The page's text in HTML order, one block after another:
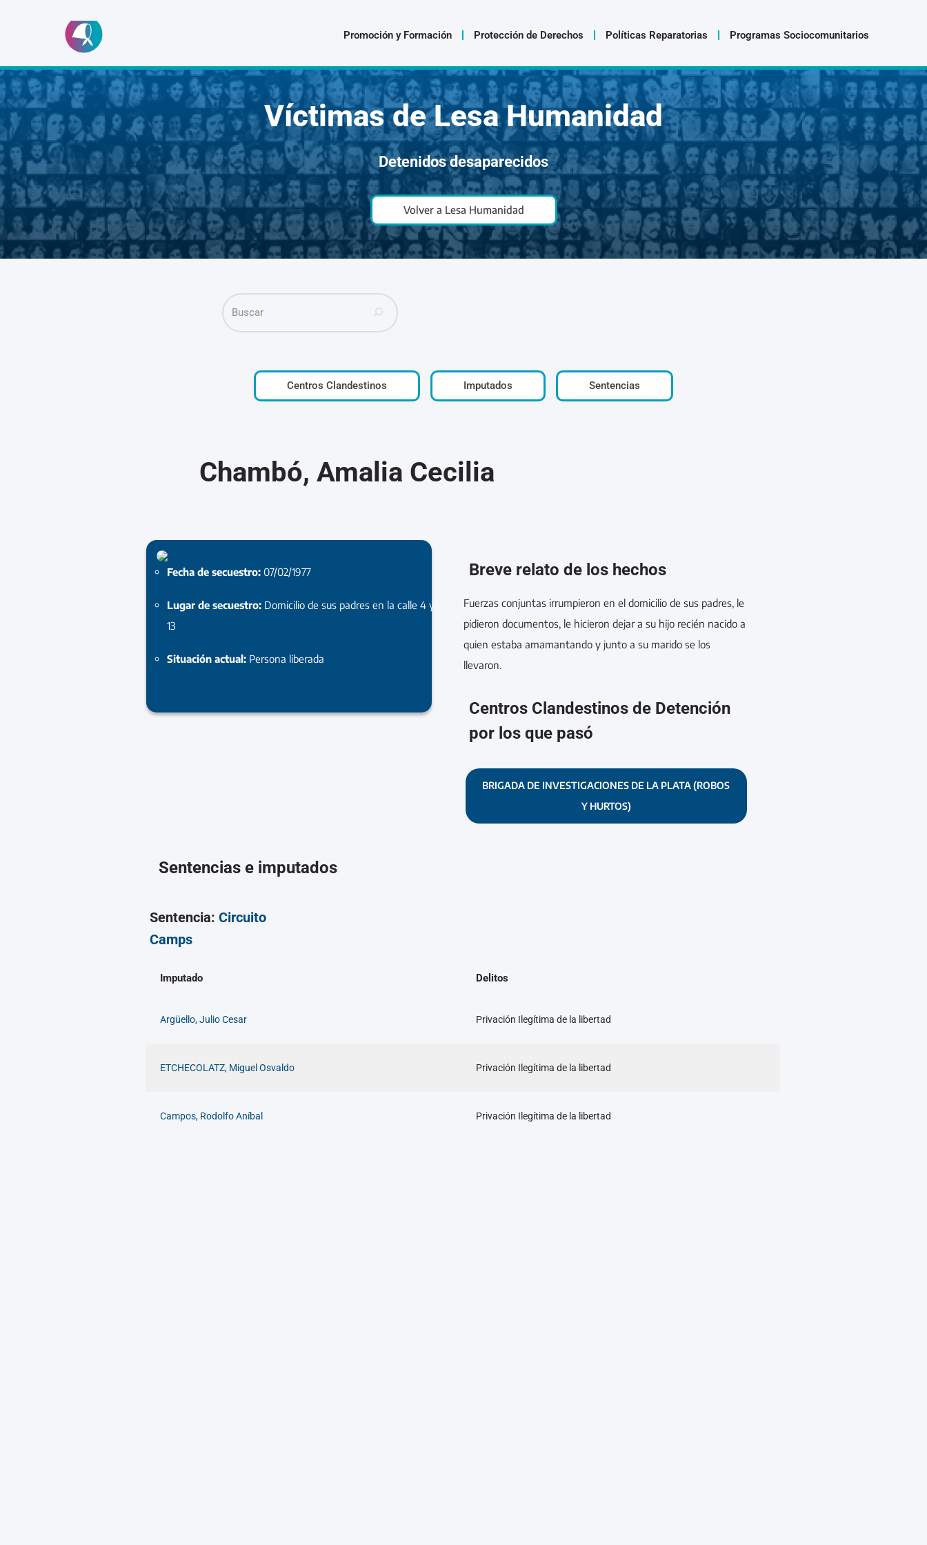
al
contenido
Promoción y Formación Protección de Derechos Políticas Reparatorias Programas Sociocomunitarios
Víctimas de Lesa Humanidad
Detenidos desaparecidos
Volver a Lesa Humanidad
Centros Clandestinos Imputados Sentencias
Chambó, Amalia Cecilia
Fecha de secuestro:07/02/1977
Lugar de secuestro: Domicilio de sus padres en la calle 4 y
13
Situación actual: Persona liberada
Breve relato de los hechos
Fuerzas conjuntas irrumpieron en el domicilio de sus padres, le
pidieron documentos, le hicieron dejar a su hijo recién nacido a
quien estaba amamantando y junto a su marido se los
llevaron.
Centros Clandestinos de Detención
por los que pasó
BRIGADA DE INVESTIGACIONES DE LA PLATA (ROBOS
Y HURTOS)
Sentencias e imputados
Sentencia: Circuito
Camps
Imputado Delitos
Argüello, Julio Cesar Privación Ilegítima de la libertad
ETCHECOLATZ, Miguel Osvaldo Privación Ilegítima de la libertad
Campos, Rodolfo Aníbal Privación Ilegítima de la libertad